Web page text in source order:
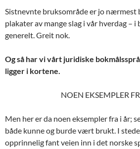
Sistnevnte bruksområde er jo
plakater av mange slag i vår hverdag –
generelt. Greit nok.
Og så har vi vårt juridiske
ligger i kortene.
NOEN EKSEMPLER
Men her er da noen eksempler fra i år;
både kunne og burde vært brukt. I
opprinnelig fant veien inn i det norske